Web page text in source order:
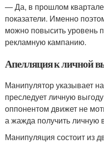
— Да, в прошлом
показатели. Именно
можно повысить уровень
рекламную кампанию.
Апелляция к личной
Манипулятор указывает
преследует личную
оппонентом движет не
а жажда получить личную
Манипуляция состоит из